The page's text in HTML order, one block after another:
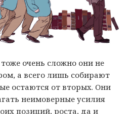
очень сложно они не
а всего лишь собирают
остаются от вторых. Они
неимоверные усилия
позиций, роста, да и